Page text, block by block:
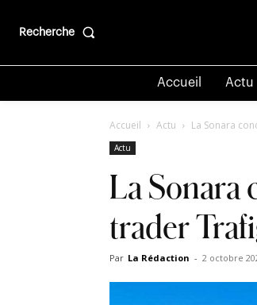
Recherche
Accueil Actu
Accueil Actu La Sonara
Actu
La Sonara
trader
Par La Rédaction - 2 octobre